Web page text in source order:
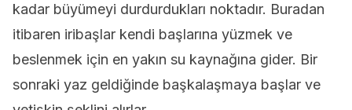
kadar büyümeyi durdurdukları noktadır. Buradan
itibaren iribaşlar kendi başlarına yüzmek ve
beslenmek için en yakın su kaynağına gider. Bir
sonraki yaz geldiğinde başkalaşmaya başlar ve